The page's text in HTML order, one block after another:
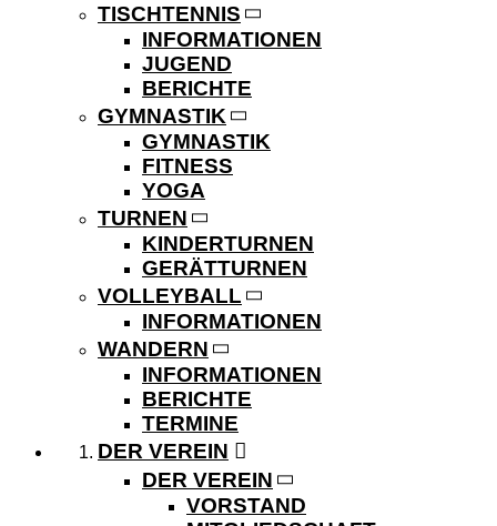
TISCHTENNIS
INFORMATIONEN
JUGEND
BERICHTE
GYMNASTIK
GYMNASTIK
FITNESS
YOGA
TURNEN
KINDERTURNEN
GERÄTTURNEN
VOLLEYBALL
INFORMATIONEN
WANDERN
INFORMATIONEN
BERICHTE
TERMINE
DER VEREIN
DER VEREIN
VORSTAND